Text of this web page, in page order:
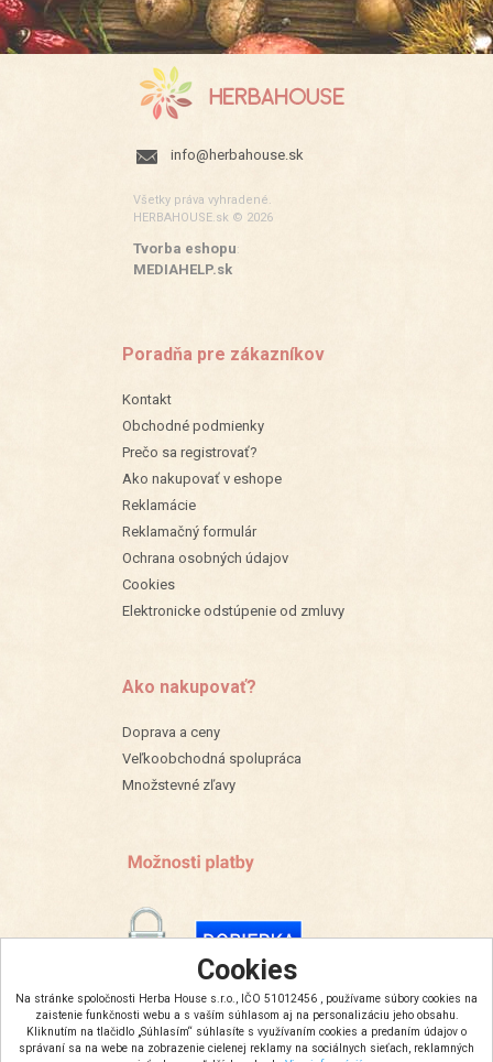
Cookies
Na stránke spoločnosti Herba House s.r.o., IČO 51012456 , používame súbory cookies na
zaistenie funkčnosti webu a s vaším súhlasom aj na personalizáciu jeho obsahu.
Kliknutím na tlačidlo „Súhlasím“ súhlasíte s využívaním cookies a predaním údajov o
správaní sa na webe na zobrazenie cielenej reklamy na sociálnych sieťach, reklamných
info@herbahouse.sk
Všetky práva vyhradené.
HERBAHOUSE.sk © 2026
Tvorba eshopu:
MEDIAHELP.sk
Poradňa pre zákazníkov
Kontakt
Obchodné podmienky
Prečo sa registrovať?
Ako nakupovať v eshope
Reklamácie
Reklamačný formulár
Ochrana osobných údajov
Cookies
Elektronicke odstúpenie od zmluvy
Ako nakupovať?
Doprava a ceny
Veľkoobchodná spolupráca
Množstevné zľavy